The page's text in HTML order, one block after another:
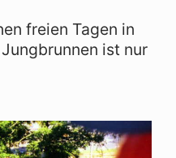
freien Tagen in
ist nur